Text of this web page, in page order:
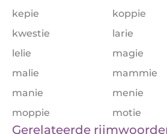
kepie
koppie
kwestie
larie
lelie
magie
malie
mammie
manie
menie
moppie
motie
Gerelateerde